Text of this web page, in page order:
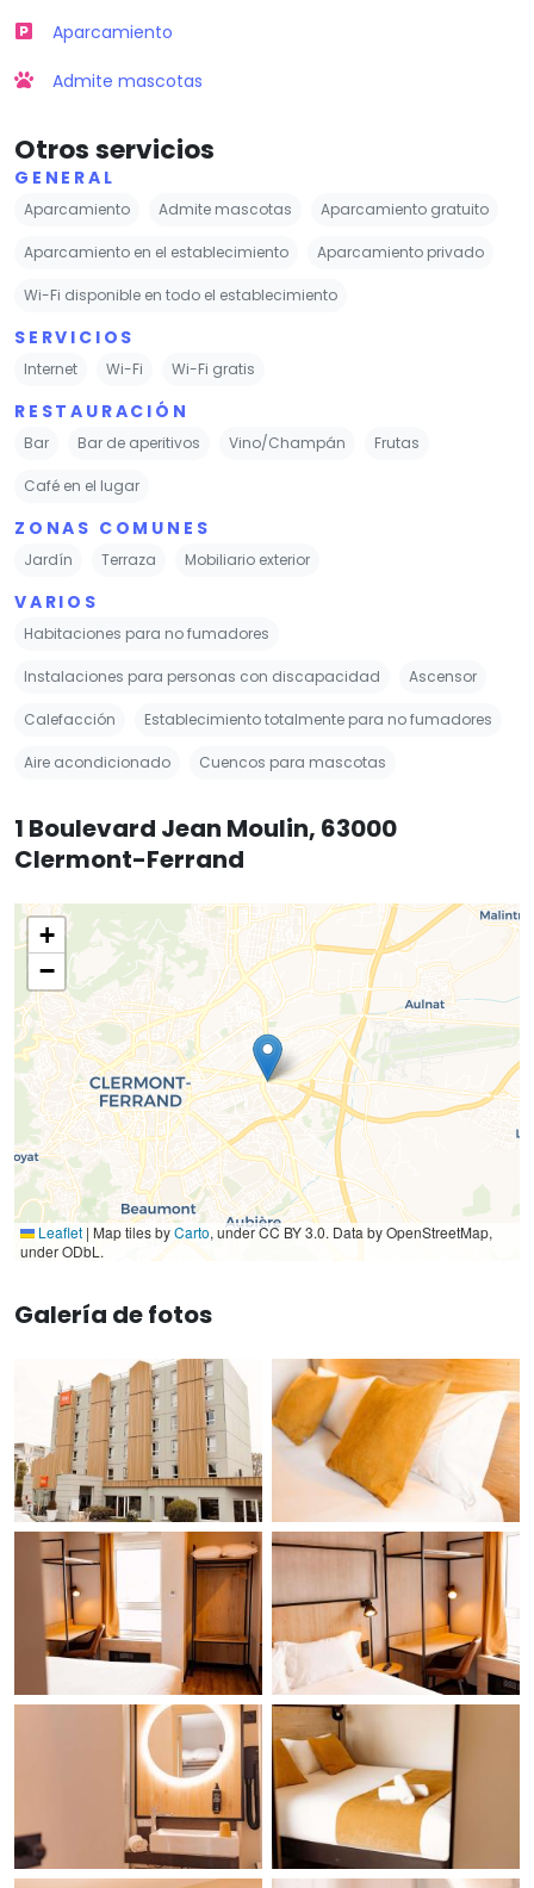
Aparcamiento
Admite mascotas
Otros servicios
GENERAL
Aparcamiento Admite mascotas Aparcamiento gratuito
Aparcamiento en el establecimiento Aparcamiento privado
Wi-Fi disponible en todo el establecimiento
SERVICIOS
Internet Wi-Fi Wi-Fi gratis
RESTAURACIÓN
Bar Bar de aperitivos Vino/Champán Frutas
Café en el lugar
ZONAS COMUNES
Jardín Terraza Mobiliario exterior
VARIOS
Habitaciones para no fumadores
Instalaciones para personas con discapacidad Ascensor
Calefacción Establecimiento totalmente para no fumadores
Aire acondicionado Cuencos para mascotas
1 Boulevard Jean Moulin, 63000
Clermont-Ferrand
+
−
Leaflet | Map tiles byCarto, under CC BY 3.0. Data by OpenStreetMap,
under ODbL.
Galería de fotos